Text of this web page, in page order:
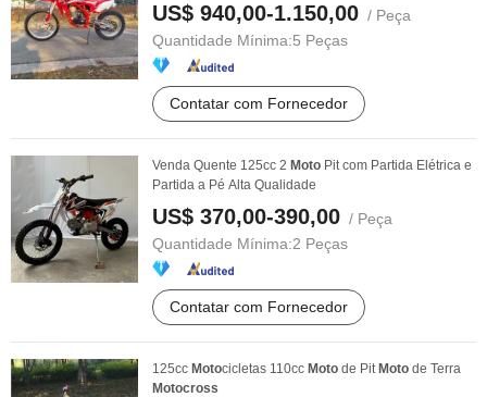
US$ 940,00-1.150,00 / Peça
Quantidade Mínima:5 Peças
Contatar com Fornecedor
Venda Quente 125cc 2 Moto Pit com Partida Elétrica e
Partida a Pé Alta Qualidade
US$ 370,00-390,00 / Peça
Quantidade Mínima:2 Peças
Contatar com Fornecedor
125cc Motocicletas 110cc Moto de Pit Moto de Terra
Motocross